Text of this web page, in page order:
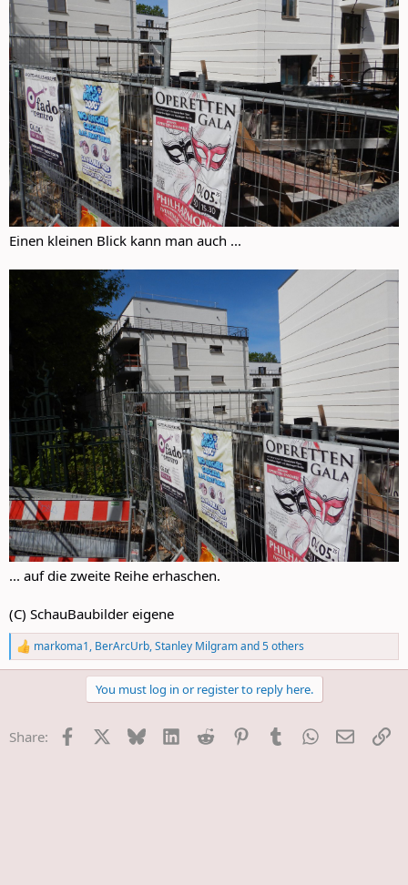
Einen kleinen Blick kann man auch ...
... auf die zweite Reihe erhaschen.
(C) SchauBaubilder eigene
R
e
o
markoma1, BerArcUrb,Stanley Milgramand 5 others
You must log in or register to reply here.
Share: Facebook Bluesky LinkedInReddit PinterestTumblrWhatsApp
E-Mail